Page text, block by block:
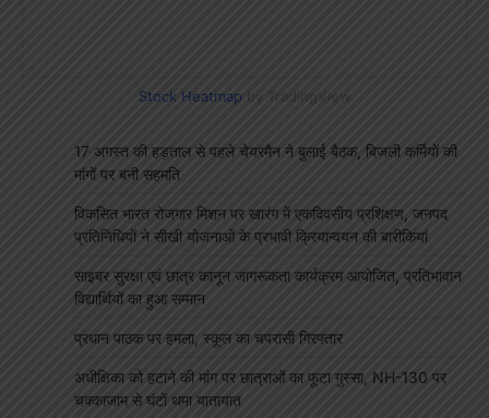
Stock Heatmap by TradingView
17 अगस्त की हड़ताल से पहले चेयरमैन ने बुलाई बैठक, बिजली कर्मियों की
मांगों पर बनी सहमति
विकसित भारत रोजगार मिशन पर खारंग में एकदिवसीय प्रशिक्षण, जनपद
प्रतिनिधियों ने सीखी योजनाओं के प्रभावी क्रियान्वयन की बारीकियां
साइबर सुरक्षा एवं छात्र कानून जागरूकता कार्यक्रम आयोजित, प्रतिभावान
विद्यार्थियों का हुआ सम्मान
प्रधान पाठक पर हमला, स्कूल का चपरासी गिरफ्तार
अधीक्षिका को हटाने की मांग पर छात्राओं का फूटा गुस्सा, NH-130 पर
चक्काजाम से घंटों थमा यातायात